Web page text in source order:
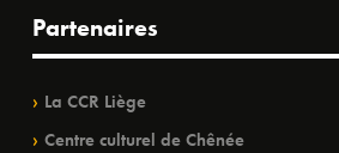
Partenaires
La CCR Liège
Centre culturel de Chênée